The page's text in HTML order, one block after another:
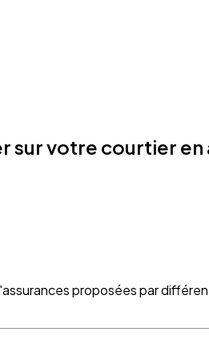
votre courtier en
proposées par